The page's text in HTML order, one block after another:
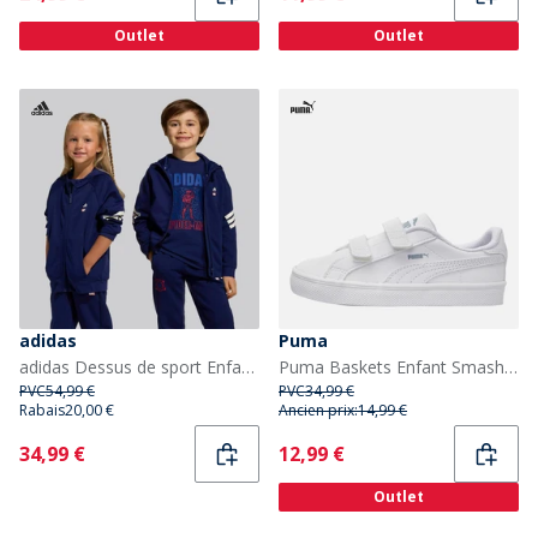
Outlet Outlet
adidas
adidas Dessus de sport Enfant X Marvel Spider-Man Dark Blue/Off White
PVC54,99 €
Rabais20,00 €
Current
34,99 €
Puma
Puma Baskets Enfant Smash Vulc Blanc/Quarry
PVC34,99 €
Ancien prix:14,99 €
Current
12,99 €
Outlet